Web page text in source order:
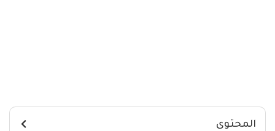
المحتوى